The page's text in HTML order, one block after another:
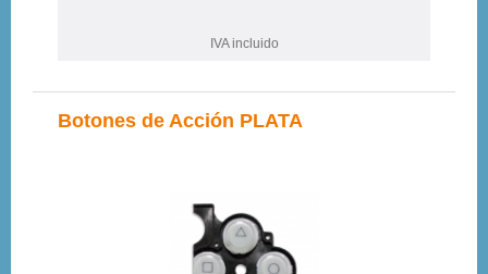
IVA incluido
Botones de Acción PLATA